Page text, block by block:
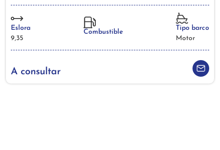
Eslora
9,35
Combustible
Tipo barco
Motor
A consultar